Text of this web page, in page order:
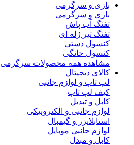
بازی و سرگرمی
بازی و سرگرمی
تفنگ آب پاش
تفنگ تیر ژله ای
کنسول دستی
کنسول خانگی
مشاهده همه محصولات سرگرمی
کالای دیجیتال
لپ تاپ و لوازم جانبی
کیف لپ تاپ
کابل و تبدیل
لوازم جانبی و الکترونیکی
استابلایزر و گیمبال
لوازم جانبی موبایل
کابل و مبدل